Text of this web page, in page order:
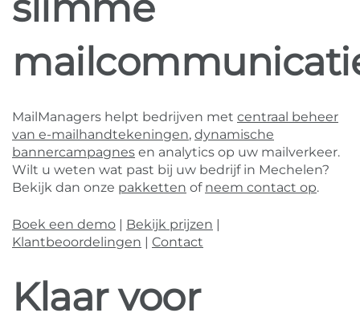
MailManagers helpt bedrijven met centraal beheer
van e-mailhandtekeningen, dynamische
bannercampagnes en analytics op uw mailverkeer.
Wilt u weten wat past bij uw bedrijf in Mechelen?
Bekijk dan onze pakketten of neem contact op.
Boek een demo | Bekijk prijzen |
Klantbeoordelingen | Contact
Klaar voor